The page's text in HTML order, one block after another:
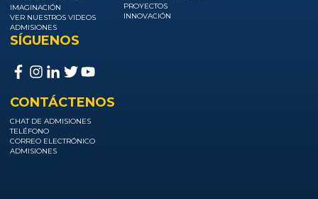
IMAGINACIÓN
VER NUESTROS VIDEOS
ADMISIONES
PROYECTOS
INNOVACIÓN
SÍGUENOS
CONTÁCTENOS
CHAT DE ADMISIONES
TELÉFONO
CORREO ELECTRÓNICO
ADMISIONES